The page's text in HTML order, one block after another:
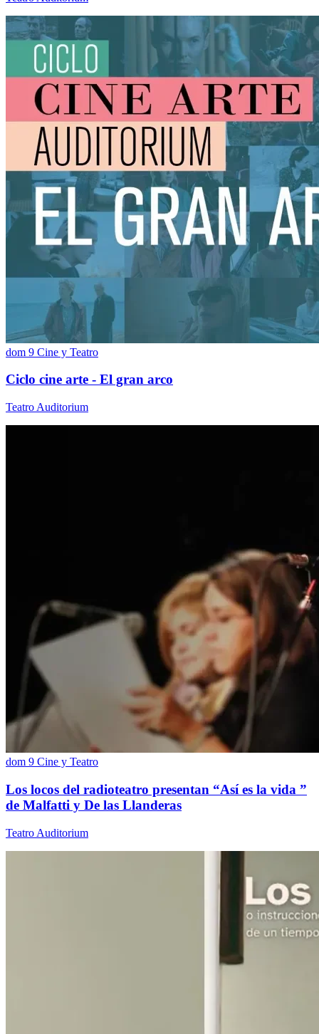
dom 9 Cine y Teatro
Ciclo cine arte - El gran arco
Teatro Auditorium
dom 9 Cine y Teatro
Los locos del radioteatro presentan “Así es la vida ”
de Malfatti y De las Llanderas
Teatro Auditorium